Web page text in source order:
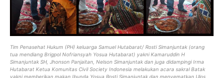
Tim Penasehat Hukum (PH) keluarga Samuel Hutabarat/ Rosti Simanjuntak (orang
tua mendiang Brigpol Nofriansyah Yosua Hutabarat) yakni Kamaruddin H
Simanjuntak SH, Jhonson Panjaitan, Nelson Simanjuntak dan juga didampingi Irma
Hutabarat Ketua Komunitas Civil Society Indonesia melakukan acara sakral Batak
yakni memberikan makan Ibunda Yosua Rosti Simanjuntak dan menyematkan Ulos